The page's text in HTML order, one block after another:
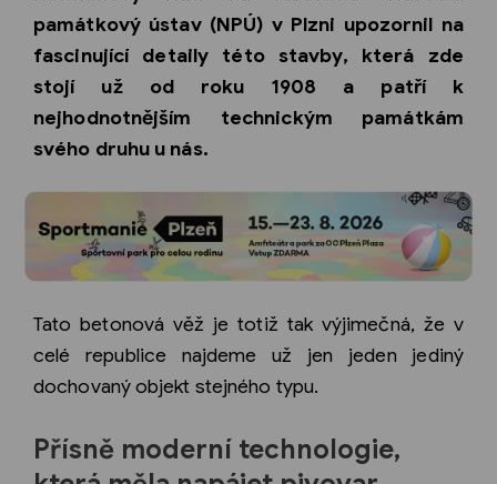
památkový ústav (NPÚ) v Plzni upozornil na
fascinující detaily této stavby, která zde
stojí už od roku 1908 a patří k
nejhodnotnějším technickým památkám
svého druhu u nás.
Tato betonová věž je totiž tak výjimečná, že v
celé republice najdeme už jen jeden jediný
dochovaný objekt stejného typu.
Přísně moderní technologie,